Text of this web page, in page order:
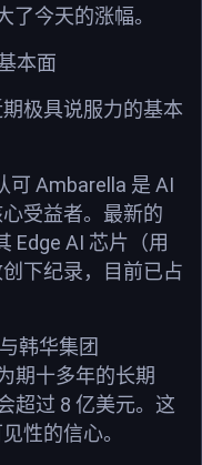
了今天的涨幅。
本面
极具说服力的基本
可 Ambarella 是 AI
受益者。最新的
Edge AI 芯片（用
下纪录，目前已占
韩华集团
期十多年的长期
超过 8 亿美元。这
性的信心。